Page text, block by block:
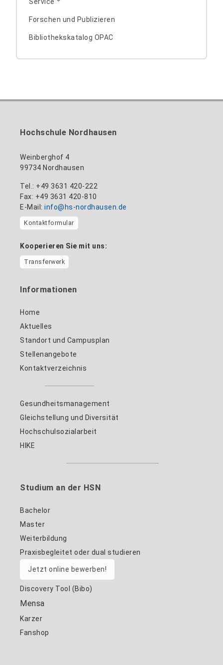
Alexandra Klingner
+49 3631 420-182
Forschen und Publizieren
Bibliothekskatalog OPAC
Hochschule Nordhausen
Weinberghof 4
99734 Nordhausen
Tel.: +49 3631 420-222
Fax: +49 3631 420-810
E-Mail: info@hs-nordhausen.de
Kontaktformular
Kooperieren Sie mit uns:
Transferwerk
Informationen
Home
Aktuelles
Standort und Campusplan
Stellenangebote
Kontaktverzeichnis
Gesundheitsmanagement
Gleichstellung und Diversität
Hochschulsozialarbeit
HIKE
Studium an der HSN
Bachelor
Master
Weiterbildung
Praxisbegleitet oder dual studieren
Jetzt online bewerben!
Discovery Tool (Bibo)
Mensa
Karzer
Fanshop